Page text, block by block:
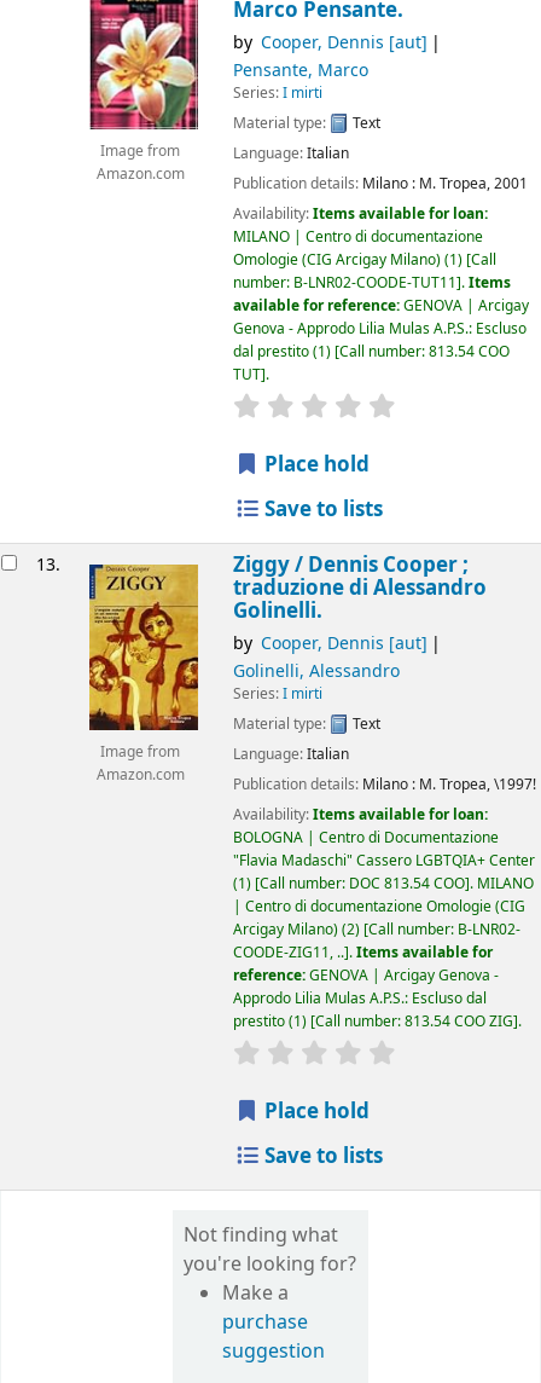
Image from
Amazon.com
Marco Pensante.
by Cooper, Dennis [aut]
Pensante, Marco
Series:I mirti
Material type:
Text
Language:Italian
Publication details: Milano : M. Tropea,2001
Availability:Items available for loan:
MILANO | Centro di documentazione
Omologie (CIG Arcigay Milano)(1) Call
number: B-LNR02-COODE-TUT11 .Items
available for reference:GENOVA | Arcigay
Genova - Approdo Lilia Mulas A.P.S.: Escluso
dal prestito(1) Call number:813.54 COO
TUT .
star rating
Place hold
Save to lists
13.
Image from
Amazon.com
Ziggy / Dennis Cooper ;
traduzione di Alessandro
Golinelli.
by Cooper, Dennis [aut]
Golinelli, Alessandro
Series:I mirti
Material type:
Text
Language:Italian
Publication details: Milano : M. Tropea,\1997!
Availability:Items available for loan:
BOLOGNA | Centro di Documentazione
"Flavia Madaschi" Cassero LGBTQIA+ Center
(1) Call number: DOC 813.54 COO . MILANO
| Centro di documentazione Omologie (CIG
Arcigay Milano)(2) Call number: B-LNR02-
COODE-ZIG11, .. .Items available for
reference:GENOVA | Arcigay Genova -
Approdo Lilia Mulas A.P.S.: Escluso dal
prestito(1) Call number:813.54 COO ZIG .
star rating
Place hold
Save to lists
Not finding what
you're looking for?
Make a
purchase
suggestion